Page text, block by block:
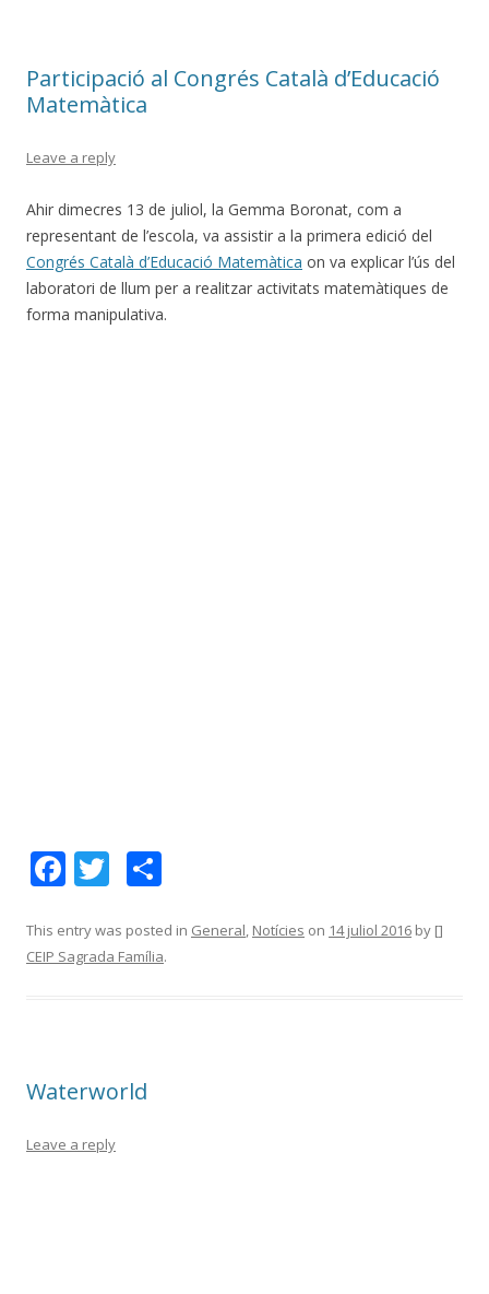
k ix
Participació al Congrés Català d’Educació
Matemàtica
Leave a reply
Ahir dimecres 13 de juliol, la Gemma Boronat, com a
representant de l’escola, va assistir a la primera edició del
Congrés Català d’Educació Matemàtica on va explicar l’ús del
laboratori de llum per a realitzar activitats matemàtiques de
forma manipulativa.
F
e
b
k
T
itt
er
m
p
This entry was posted in General, Notícies on 14 juliol 2016 by []
CEIP Sagrada Família.
Waterworld
Leave a reply